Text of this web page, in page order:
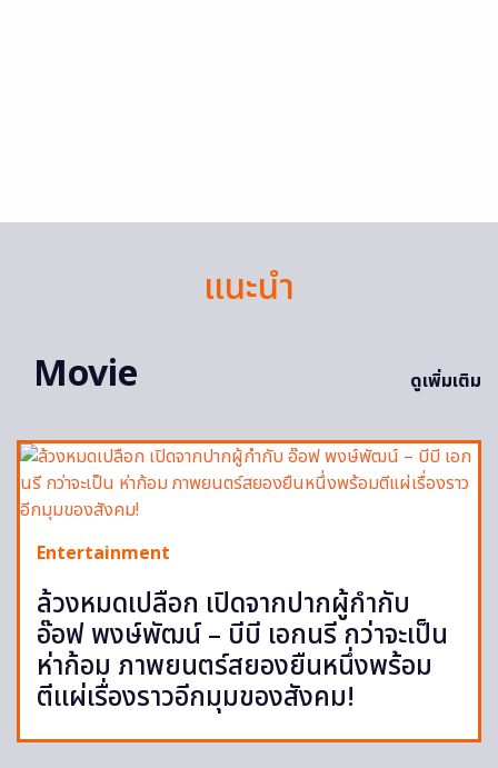
แนะนำ
Movie
ดูเพิ่มเติม
Entertainment
ล้วงหมดเปลือก เปิดจากปากผู้กำกับ
อ๊อฟ พงษ์พัฒน์ – บีบี เอกนรี กว่าจะเป็น
ห่าก้อม ภาพยนตร์สยองยืนหนึ่งพร้อม
ตีแผ่เรื่องราวอีกมุมของสังคม!